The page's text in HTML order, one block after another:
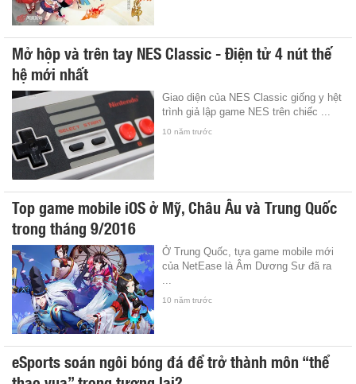
Mở hộp và trên tay NES Classic - Điện tử 4 nút thế
hệ mới nhất
Giao diện của NES Classic giống y hệt
trình giả lập game NES trên chiếc ...
10 năm trước
Top game mobile iOS ở Mỹ, Châu Âu và Trung Quốc
trong tháng 9/2016
Ở Trung Quốc, tựa game mobile mới
của NetEase là Âm Dương Sư đã ra
10 năm trước
eSports soán ngôi bóng đá để trở thành môn “thể